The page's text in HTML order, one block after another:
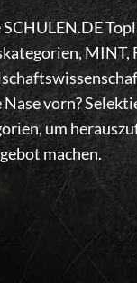
MINT,
vorn?
um
machen.